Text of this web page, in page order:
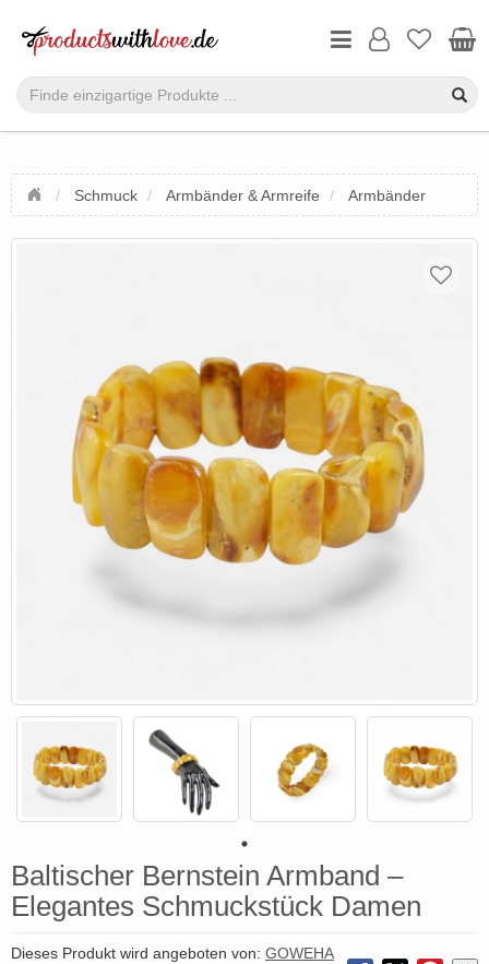
Schmuck Armbänder & Armreife Armbänder
Baltischer Bernstein Armband –
Elegantes Schmuckstück Damen
Dieses Produkt wird angeboten von: GOWEHA